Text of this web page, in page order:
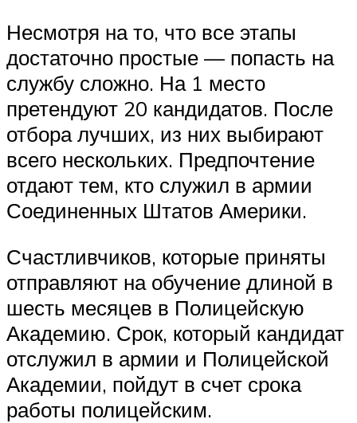
Несмотря на то, что все этапы
достаточно простые — попасть на
службу сложно. На 1 место
претендуют 20 кандидатов. После
отбора лучших, из них выбирают
всего нескольких. Предпочтение
отдают тем, кто служил в армии
Соединенных Штатов Америки.
Счастливчиков, которые приняты
отправляют на обучение длиной в
шесть месяцев в Полицейскую
Академию. Срок, который кандидат
отслужил в армии и Полицейской
Академии, пойдут в счет срока
работы полицейским.